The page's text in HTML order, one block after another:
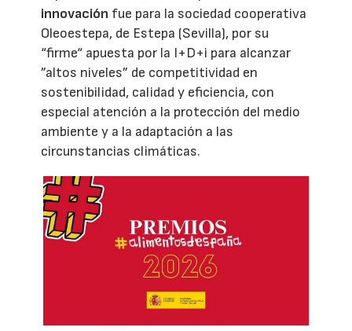
innovación fue para la sociedad cooperativa
Oleoestepa, de Estepa (Sevilla), por su
“firme“ apuesta por la I+D+i para alcanzar
”altos niveles” de competitividad en
sostenibilidad, calidad y eficiencia, con
especial atención a la protección del medio
ambiente y a la adaptación a las
circunstancias climáticas.